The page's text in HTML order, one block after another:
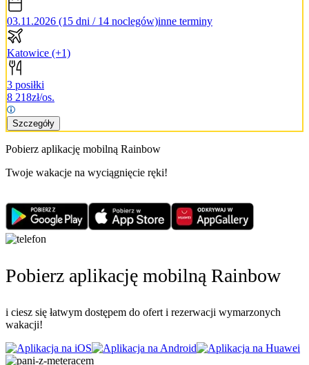
03.11.2026 (15 dni / 14 noclegów)inne terminy
Katowice (+1)
3 posiłki
8 218zł/os.
Szczegóły
Pobierz aplikację mobilną Rainbow
Twoje wakacje na wyciągnięcie ręki!
Pobierz aplikację mobilną Rainbow
i ciesz się łatwym dostępem do ofert i rezerwacji wymarzonych
wakacji!